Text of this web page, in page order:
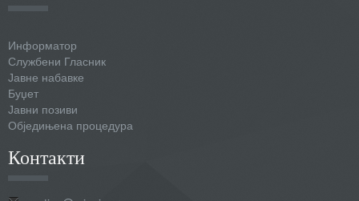
Информатор
Службени Гласник
Јавне набавке
Буџет
Јавни позиви
Обједињена процедура
Контакти